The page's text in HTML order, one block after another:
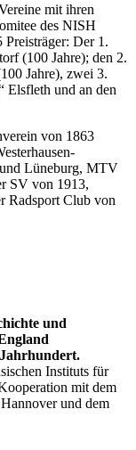
mit ihren
des NISH
Preisträger: Der 1.
(100 Jahre); den 2.
Jahre), zwei 3.
Elsfleth und an den
von 1863
Lüneburg, MTV
SV von 1913,
Radsport Club von
und
Instituts für
mit dem
und dem